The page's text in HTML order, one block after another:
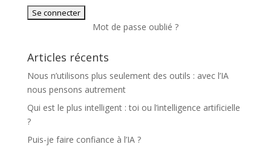
Mot de passe oublié ?
Articles récents
Nous n’utilisons plus seulement des outils : avec l’IA
nous pensons autrement
Qui est le plus intelligent : toi ou l’intelligence artificielle
?
Puis-je faire confiance à l’IA ?